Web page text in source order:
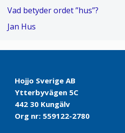
Vad betyder ordet ”hus”?
Jan Hus
Hojjo Sverige AB
Ytterbyvägen 5C
442 30 Kungälv
Org nr: 559122-2780